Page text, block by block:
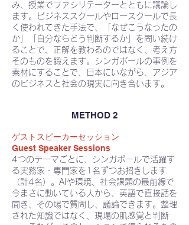
み、授業でファシリテーターとともに議論し
ます。ビジネススクールやロースクールで長
く使われてきた手法で、「なぜこうなったの
か」「自分ならどう判断するか」を問い続け
ることで、正解を教わるのではなく、考え方
そのものを鍛えます。シンガポールの事例を
素材にすることで、日本にいながら、アジア
のビジネスと社会の現実に向き合います。
METHOD 2
ゲストスピーカーセッション
Guest Speaker Sessions
4つのテーマごとに、シンガポールで活躍す
る実務家・専門家を1名ずつお招きします
（計4名）。AIや環境、社会課題の最前線で
今まさに動いている人から、英語で直接話を
聞き、その場で質問し、議論できます。整理
された知識ではなく、現場の肌感覚と判断